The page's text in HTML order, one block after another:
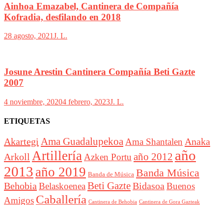
Ainhoa Emazabel, Cantinera de Compañía
Kofradia, desfilando en 2018
28 agosto, 2021J. L.
Josune Arestin Cantinera Compañía Beti Gazte
2007
4 noviembre, 20204 febrero, 2023J. L.
ETIQUETAS
Akartegi Ama GuadalupekoaAma Shantalen Anaka
Arkoll ArtilleríaAzken Portu año 2012 año
2013 año 2019 Banda de Música Banda Música
BehobiaBelaskoeneaBeti GazteBidasoaBuenos
Amigos Caballería Cantinera de Behobia Cantinera de Gora Gazteak